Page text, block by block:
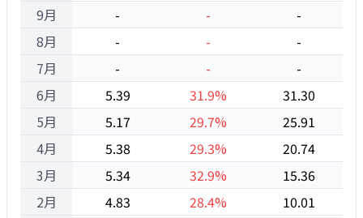
9月
8月
7月
6月
5月
4月
3月
2月
-
-
-
-
-
-
-
-
-
5.39
31.9%
31.30
5.17
29.7%
25.91
5.38
29.3%
20.74
5.34
32.9%
15.36
4.83
28.4%
10.01